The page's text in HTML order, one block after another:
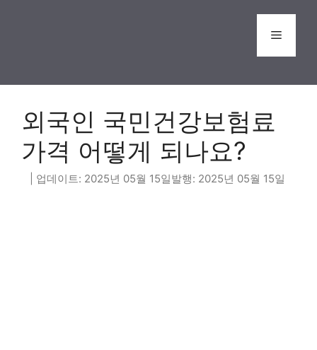
Menu
외국인 국민건강보험료
가격 어떻게 되나요?
2025년 05월 15일 2025년 05월 15일